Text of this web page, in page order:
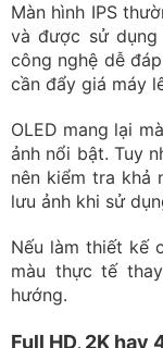
Màn hình IPS
và được sử
công nghệ dễ
cần đẩy giá máy
OLED mang lại
ảnh nổi bật. Tuy
nên kiểm tra khả
lưu ảnh khi sử
Nếu làm thiết kế
màu thực tế
hướng.
Full HD, 2K hay